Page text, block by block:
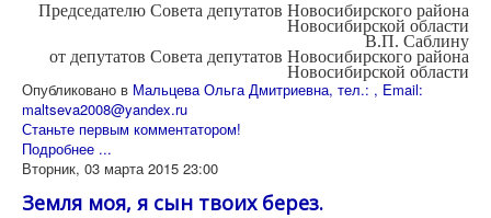
Председателю Совета депутатов Новосибирского района
Новосибирской области
В.П. Саблину
от депутатов Совета депутатов Новосибирского района
Новосибирской области
Опубликовано в Мальцева Ольга Дмитриевна, тел.: , Email:
maltseva2008@yandex.ru
Станьте первым комментатором!
Подробнее ...
Вторник, 03 марта 2015 23:00
Земля моя, я сын твоих берез.